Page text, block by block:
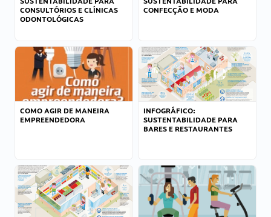
CONSULTÓRIOS E CLÍNICAS
ODONTOLÓGICAS
CONFECÇÃO E MODA
COMO AGIR DE MANEIRA
EMPREENDEDORA
INFOGRÁFICO:
SUSTENTABILIDADE PARA
BARES E RESTAURANTES